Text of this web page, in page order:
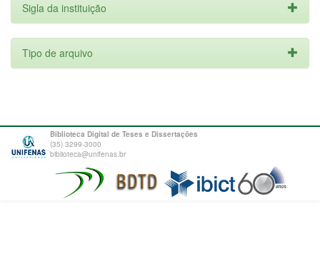
Sigla da instituição
Tipo de arquivo
Biblioteca Digital de Teses e Dissertações
(35) 3299-3000
biblioteca@unifenas.br